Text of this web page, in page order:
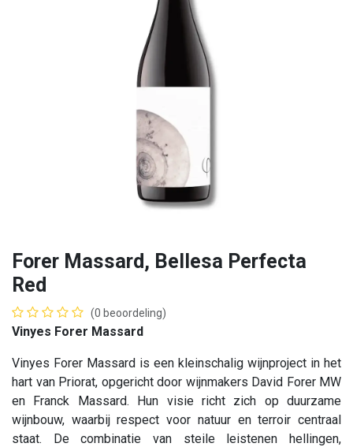
Forer Massard, Bellesa Perfecta
Red
(0 beoordeling)
Vinyes Forer Massard
Vinyes Forer Massard is een kleinschalig wijnproject in het
hart van Priorat, opgericht door wijnmakers David Forer MW
en Franck Massard. Hun visie richt zich op duurzame
wijnbouw, waarbij respect voor natuur en terroir centraal
staat. De combinatie van steile leistenen hellingen,